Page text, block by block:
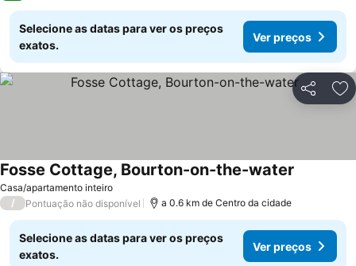
Selecione as datas para ver os preços
exatos.
Ver preços
Partilhar
Casa/apartamento inteiro
Fosse Cottage, Bourton-on-the-water
/ Pontuação não disponível a 0.6 km de Centro da cidade
Selecione as datas para ver os preços
exatos.
Ver preços